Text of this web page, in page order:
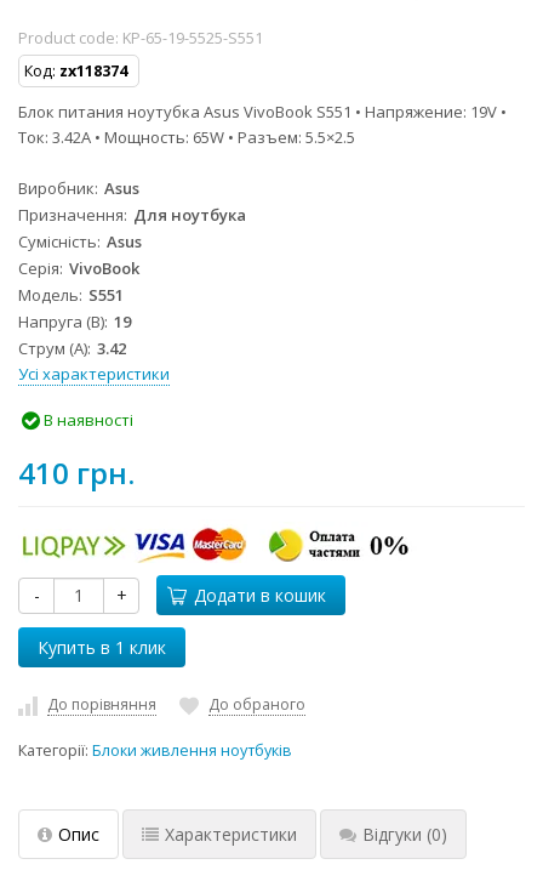
Product code: KP-65-19-5525-S551
Код: zx118374
Блок питания ноутубка Asus VivoBook S551 • Напряжение: 19V •
Ток: 3.42A • Мощность: 65W • Разъем: 5.5×2.5
Виробник Asus
Призначення Для ноутбука
Сумісність Asus
Серія VivoBook
Модель S551
Напруга (В) 19
Струм (А) 3.42
Усі характеристики
В наявності
410 грн.
- + Додати в кошик
До порівняння До обраного
Категорії: Блоки живлення ноутбуків
Опис Характеристики Відгуки (0)